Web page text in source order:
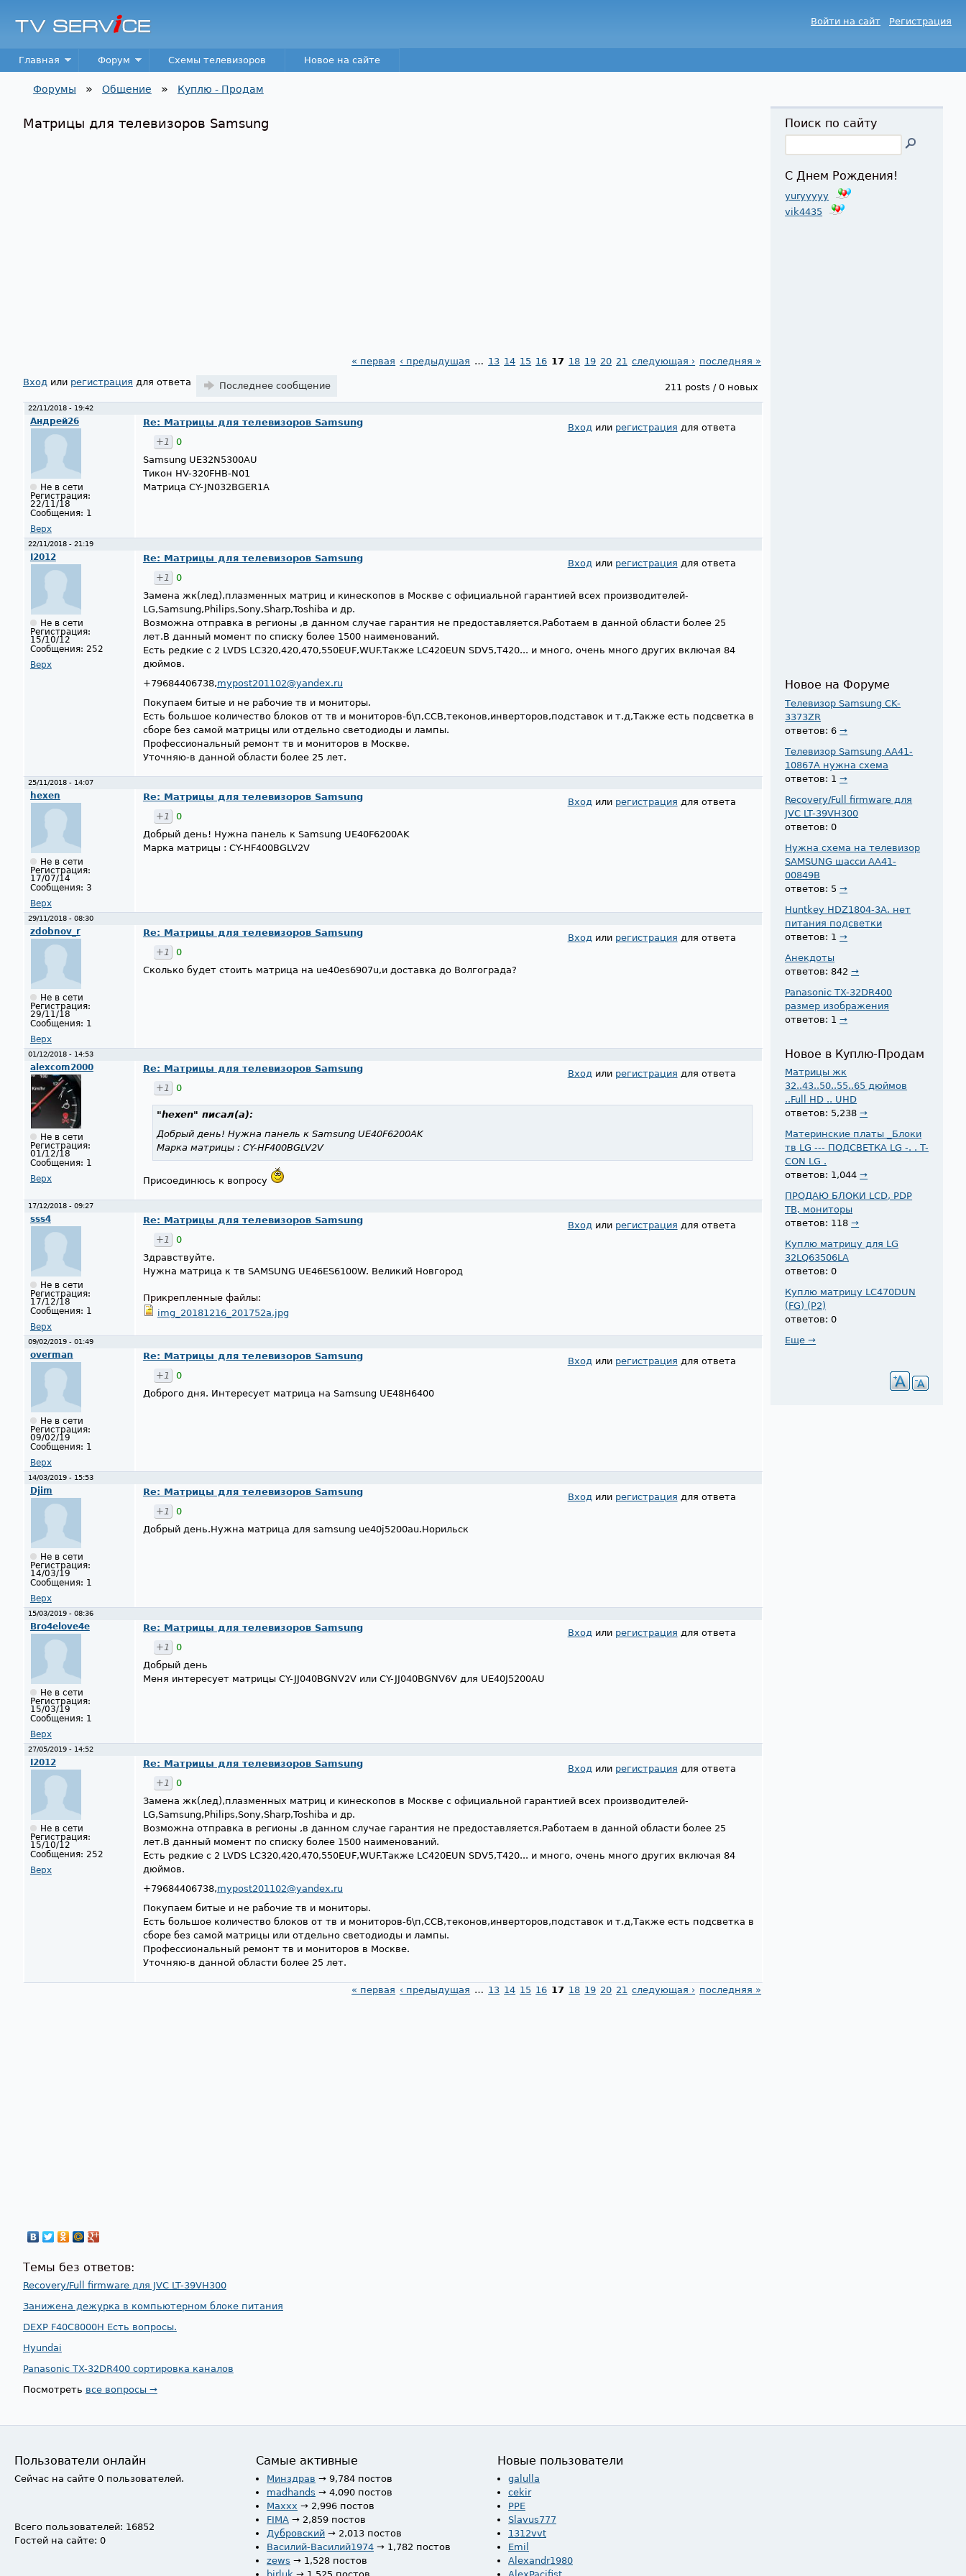
TV
Service
Войти на сайт Регистрация
Main menu
Главная Форум Схемы телевизоров Новое на сайте
Форумы » Общение » Куплю - Продам
Матрицы для телевизоров Samsung
Страницы
« первая ‹ предыдущая … 13 14 15 16 17 18 19 20 21 следующая › последняя »
211 posts / 0 новых
Входили регистрация для ответа Последнее сообщение
22/11/2018 - 19:42
Андрей26
Не в сети
Регистрация:
22/11/18
Сообщения: 1
Верх
Входили регистрация для ответа
Re: Матрицы для телевизоров Samsung
+1
0
Samsung UE32N5300AU
Тикон HV-320FHB-N01
Матрица CY-JN032BGER1A
22/11/2018 - 21:19
I2012
Не в сети
Регистрация:
15/10/12
Сообщения: 252
Верх
Входили регистрация для ответа
Re: Матрицы для телевизоров Samsung
+1
0
Замена жк(лед),плазменных матриц и кинескопов в Москве с официальной гарантией всех производителей-
LG,Samsung,Philips,Sony,Sharp,Toshiba и др.
Возможна отправка в регионы ,в данном случае гарантия не предоставляется.Работаем в данной области более 25
лет.В данный момент по списку более 1500 наименований.
Есть редкие с 2 LVDS LC320,420,470,550EUF,WUF.Также LC420EUN SDV5,Т420... и много, очень много других включая 84
дюймов.
+79684406738,mypost201102@yandex.ru
Покупаем битые и не рабочие тв и мониторы.
Есть большое количество блоков от тв и мониторов-б\п,ССВ,теконов,инверторов,подставок и т.д,Также есть подсветка в
сборе без самой матрицы или отдельно светодиоды и лампы.
Профессиональный ремонт тв и мониторов в Москве.
Уточняю-в данной области более 25 лет.
25/11/2018 - 14:07
hexen
Не в сети
Регистрация:
17/07/14
Сообщения: 3
Верх
Входили регистрация для ответа
Re: Матрицы для телевизоров Samsung
+1
0
Добрый день! Нужна панель к Samsung UE40F6200AK
Марка матрицы : CY-HF400BGLV2V
29/11/2018 - 08:30
zdobnov_r
Не в сети
Регистрация:
29/11/18
Сообщения: 1
Верх
Входили регистрация для ответа
Re: Матрицы для телевизоров Samsung
+1
0
Сколько будет стоить матрица на ue40es6907u,и доставка до Волгограда?
01/12/2018 - 14:53
alexcom2000
Не в сети
Регистрация:
01/12/18
Сообщения: 1
Верх
Входили регистрация для ответа
Re: Матрицы для телевизоров Samsung
+1
0
"hexen" писал(а):
Добрый день! Нужна панель к Samsung UE40F6200AK
Марка матрицы : CY-HF400BGLV2V
Присоединюсь к вопросу
17/12/2018 - 09:27
sss4
Не в сети
Регистрация:
17/12/18
Сообщения: 1
Верх
Входили регистрация для ответа
Re: Матрицы для телевизоров Samsung
+1
0
Здравствуйте.
Нужна матрица к тв SAMSUNG UE46ES6100W. Великий Новгород
Прикрепленные файлы:
img_20181216_201752a.jpg
09/02/2019 - 01:49
overman
Не в сети
Регистрация:
09/02/19
Сообщения: 1
Верх
Входили регистрация для ответа
Re: Матрицы для телевизоров Samsung
+1
0
Доброго дня. Интересует матрица на Samsung UE48H6400
14/03/2019 - 15:53
Djim
Не в сети
Регистрация:
14/03/19
Сообщения: 1
Верх
Входили регистрация для ответа
Re: Матрицы для телевизоров Samsung
+1
0
Добрый день.Нужна матрица для samsung ue40j5200au.Норильск
15/03/2019 - 08:36
Bro4elove4e
Не в сети
Регистрация:
15/03/19
Сообщения: 1
Верх
Входили регистрация для ответа
Re: Матрицы для телевизоров Samsung
+1
0
Добрый день
Меня интересует матрицы CY-JJ040BGNV2V или CY-JJ040BGNV6V для UE40J5200AU
27/05/2019 - 14:52
I2012
Не в сети
Регистрация:
15/10/12
Сообщения: 252
Верх
Входили регистрация для ответа
Re: Матрицы для телевизоров Samsung
+1
0
Замена жк(лед),плазменных матриц и кинескопов в Москве с официальной гарантией всех производителей-
LG,Samsung,Philips,Sony,Sharp,Toshiba и др.
Возможна отправка в регионы ,в данном случае гарантия не предоставляется.Работаем в данной области более 25
лет.В данный момент по списку более 1500 наименований.
Есть редкие с 2 LVDS LC320,420,470,550EUF,WUF.Также LC420EUN SDV5,Т420... и много, очень много других включая 84
дюймов.
+79684406738,mypost201102@yandex.ru
Покупаем битые и не рабочие тв и мониторы.
Есть большое количество блоков от тв и мониторов-б\п,ССВ,теконов,инверторов,подставок и т.д,Также есть подсветка в
сборе без самой матрицы или отдельно светодиоды и лампы.
Профессиональный ремонт тв и мониторов в Москве.
Уточняю-в данной области более 25 лет.
« первая ‹ предыдущая … 13 14 15 16 17 18 19 20 21 следующая › последняя »
Темы без ответов:
Recovery/Full firmware для JVC LT-39VH300
Занижена дежурка в компьютерном блоке питания
DEXP F40C8000H Есть вопросы.
Hyundai
Panasonic TX-32DR400 сортировка каналов
Посмотреть все вопросы →
Поиск по сайту
С Днем Рождения!
yuryyyyy
vik4435
Новое на Форуме
Телевизор Samsung CK-
3373ZR
ответов: 6→
Телевизор Samsung AA41-
10867A нужна схема
ответов: 1→
Recovery/Full firmware для
JVC LT-39VH300
ответов: 0
Нужна схема на телевизор
SAMSUNG шасси AA41-
00849B
ответов: 5→
Huntkey HDZ1804-3A. нет
питания подсветки
ответов: 1→
Анекдоты
ответов: 842→
Panasonic TX-32DR400
размер изображения
ответов: 1→
Новое в Куплю-Продам
Матрицы жк
32..43..50..55..65 дюймов
..Full HD .. UHD
ответов: 5,238→
Материнские платы _Блоки
тв LG --- ПОДСВЕТКА LG -. . T-
CON LG .
ответов: 1,044→
ПРОДАЮ БЛОКИ LCD, PDP
ТВ, мониторы
ответов: 118→
Куплю матрицу для LG
32LQ63506LA
ответов: 0
Куплю матрицу LC470DUN
(FG) (P2)
ответов: 0
Еще →
Пользователи онлайн
Сейчас на сайте 0 пользователей.
Всего пользователей: 16852
Гостей на сайте: 0
Самые активные
Минздрав → 9,784 постов
madhands → 4,090 постов
Maxxx → 2,996 постов
FIMA → 2,859 постов
Дубровский → 2,013 постов
Василий-Василий1974 → 1,782 постов
zews → 1,528 постов
Новые пользователи
galulla
cekir
PPE
Slavus777
1312vvt
Emil
Alexandr1980